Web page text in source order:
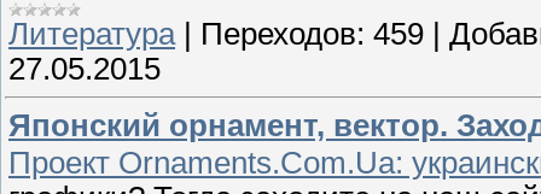
Литература | Переходов: 459 |
27.05.2015
Японский орнамент, вектор.
Проект Ornaments.Com.Ua: